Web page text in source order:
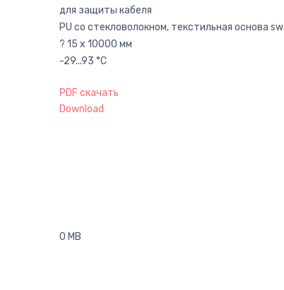
для защиты кабеля
PU со стекловолокном, текстильная основа sw
? 15 x 10000 мм
-29...93 °C
PDF скачать
Download
0 MB